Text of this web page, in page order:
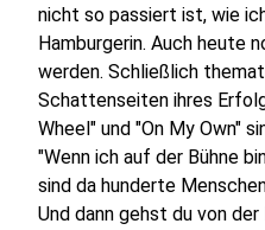
nicht so passiert ist, wie
Hamburgerin. Auch heute
werden. Schließlich
Schattenseiten ihres
Wheel" und "On My Own"
"Wenn ich auf der Bühne
sind da hunderte
Und dann gehst du von